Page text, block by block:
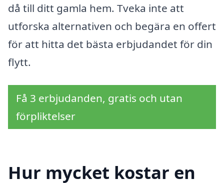
då till ditt gamla hem. Tveka inte att
utforska alternativen och begära en offert
för att hitta det bästa erbjudandet för din
flytt.
Få 3 erbjudanden, gratis och utan
förpliktelser
Hur mycket kostar en